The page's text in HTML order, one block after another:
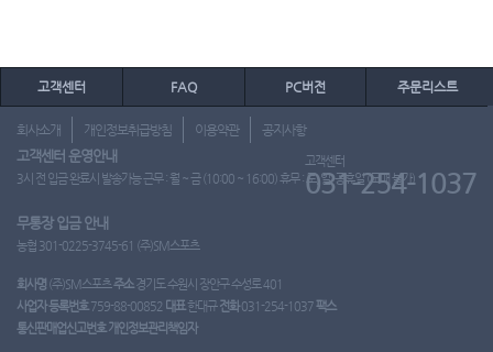
고객센터 FAQ PC버전 주문리스트
회사소개 개인정보취급방침 이용약관 공지사항
고객센터 운영안내
3시 전 입금 완료시 발송가능 근무 : 월 ~ 금 (10:00 ~ 16:00) 휴무 : 토, 일, 공휴일 (도매 불가)
고객센터
031-254-1037
무통장 입금 안내
농협 301-0225-3745-61 (주)SM스포츠
회사명 (주)SM스포츠주소경기도 수원시 장안구 수성로 401
사업자 등록번호759-88-00852 대표한대규 전화031-254-1037팩스
통신판매업신고번호 개인정보관리책임자